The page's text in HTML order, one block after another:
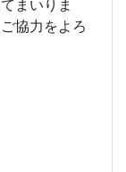
まいりま
協力をよろ